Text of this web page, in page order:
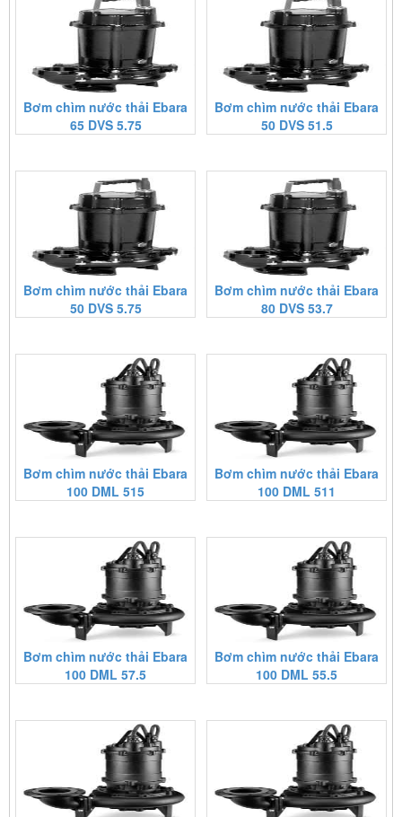
Bơm chìm nước thải Ebara
65 DVS 5.75
Bơm chìm nước thải Ebara
50 DVS 51.5
Bơm chìm nước thải Ebara
50 DVS 5.75
Bơm chìm nước thải Ebara
80 DVS 53.7
Bơm chìm nước thải Ebara
100 DML 515
Bơm chìm nước thải Ebara
100 DML 511
Bơm chìm nước thải Ebara
100 DML 57.5
Bơm chìm nước thải Ebara
100 DML 55.5